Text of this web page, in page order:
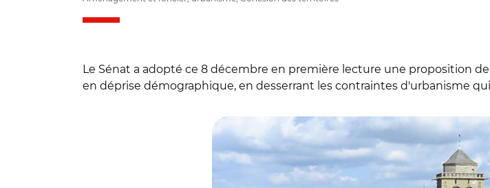
Le Sénat a adopté ce 8 décembre en première lecture une proposition
en déprise démographique, en desserrant les contraintes d'urbanisme